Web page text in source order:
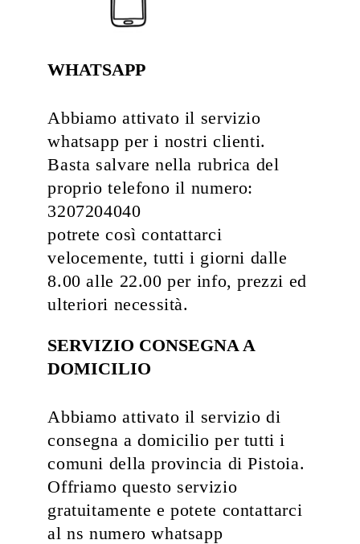
WHATSAPP
Abbiamo attivato il servizio
whatsapp per i nostri clienti.
Basta salvare nella rubrica del
proprio telefono il numero:
3207204040
potrete così contattarci
velocemente, tutti i giorni dalle
8.00 alle 22.00 per info, prezzi ed
ulteriori necessità.
SERVIZIO CONSEGNA A
DOMICILIO
Abbiamo attivato il servizio di
consegna a domicilio per tutti i
comuni della provincia di Pistoia.
Offriamo questo servizio
gratuitamente e potete contattarci
al ns numero whatsapp